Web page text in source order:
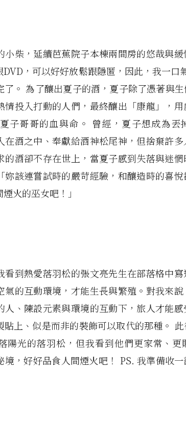
小柴，延續芭蕉院子本棟兩間房的悠哉與
DVD，可以好好放鬆跟隱匿，因此，我一口
了。 為了釀出夏子的酒，夏子除了憑著與
情投入打動的人們，最終釀出「康龍」，
子哥哥的血與命。 曾經，夏子想成為丟
在酒之中、奉獻給酒神松尾神，但捨棄許
的酒卻不存在世上，當夏子感到失落與迷
妳該連嘗試時的嚴苛經驗，和釀造時的喜
火的巫女吧！」
看到熱愛落羽松的張文亮先生在部落格中
氣的互動環境，才能生長與繁殖。對我來
人、陳設元素與環境的互動下，旅人才能
貼上、似是而非的裝飾可以取代的那種。
陽光的落羽松，但我看到他們更家常、更
境，好好品食人間煙火吧！ PS. 我準備收